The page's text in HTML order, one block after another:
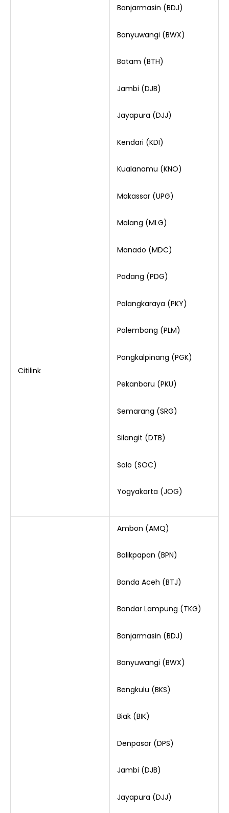
Citilink
Banjarmasin (BDJ)
Banyuwangi (BWX)
Batam (BTH)
Jambi (DJB)
Jayapura (DJJ)
Kendari (KDI)
Kualanamu (KNO)
Makassar (UPG)
Malang (MLG)
Manado (MDC)
Padang (PDG)
Palangkaraya (PKY)
Palembang (PLM)
Pangkalpinang (PGK)
Pekanbaru (PKU)
Semarang (SRG)
Silangit (DTB)
Solo (SOC)
Yogyakarta (JOG)
Ambon (AMQ)
Balikpapan (BPN)
Banda Aceh (BTJ)
Bandar Lampung (TKG)
Banjarmasin (BDJ)
Banyuwangi (BWX)
Bengkulu (BKS)
Biak (BIK)
Denpasar (DPS)
Jambi (DJB)
Jayapura (DJJ)